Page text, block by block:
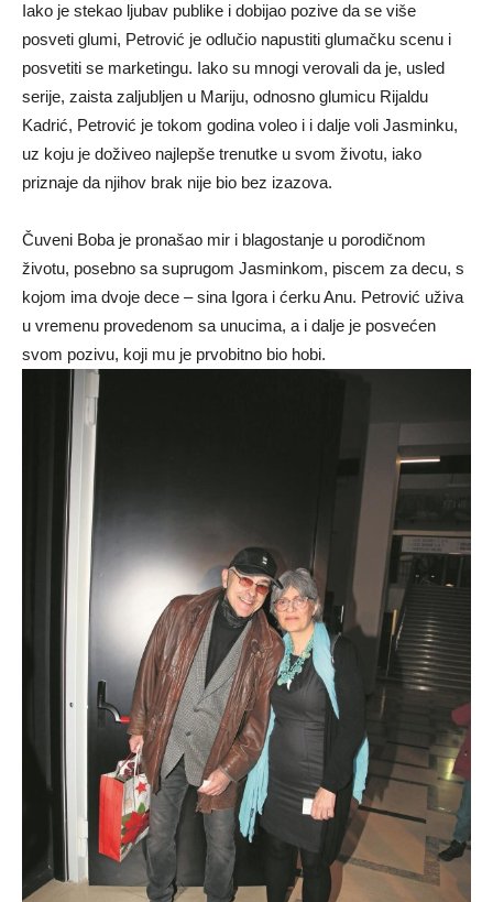
Iako je stekao ljubav publike i dobijao pozive da se više
posveti glumi, Petrović je odlučio napustiti glumačku scenu i
posvetiti se marketingu. Iako su mnogi verovali da je, usled
serije, zaista zaljubljen u Mariju, odnosno glumicu Rijaldu
Kadrić, Petrović je tokom godina voleo i i dalje voli Jasminku,
uz koju je doživeo najlepše trenutke u svom životu, iako
priznaje da njihov brak nije bio bez izazova.
Čuveni Boba je pronašao mir i blagostanje u porodičnom
životu, posebno sa suprugom Jasminkom, piscem za decu, s
kojom ima dvoje dece – sina Igora i ćerku Anu. Petrović uživa
u vremenu provedenom sa unucima, a i dalje je posvećen
svom pozivu, koji mu je prvobitno bio hobi.